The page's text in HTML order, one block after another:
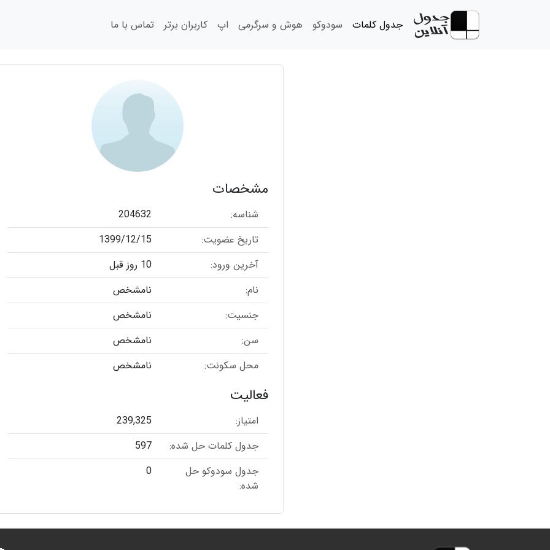
جدول کلمات سودوکو هوش و سرگرمی اپ کاربران برتر تماس با ما
مشخصات
شناسه:
204632
تاریخ عضویت:
1399/12/15
آخرین ورود:
10 روز قبل
نام:
نامشخص
جنسیت:
نامشخص
سن:
نامشخص
محل سکونت:
نامشخص
فعالیت
امتیاز:
239,325
جدول کلمات حل شده:
597
جدول سودوکو حل
شده:
0